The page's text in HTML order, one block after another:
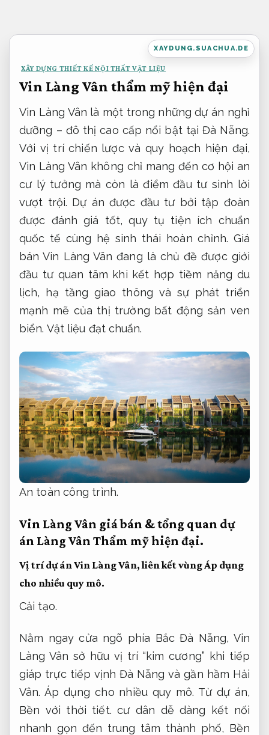
nội
XAYDUNG.SUACHUA.DE
XÂY DỰNG THIẾT KẾ NỘI THẤT VẬT LIỆU
Vin Làng Vân thẩm mỹ hiện đại
Vin Làng Vân là một trong những dự án nghỉ
dưỡng – đô thị cao cấp nổi bật tại Đà Nẵng.
Với vị trí chiến lược và quy hoạch hiện đại,
Vin Làng Vân không chỉ mang đến cơ hội an
cư lý tưởng mà còn là điểm đầu tư sinh lời
vượt trội. Dự án được đầu tư bởi tập đoàn
được đánh giá tốt, quy tụ tiện ích chuẩn
quốc tế cùng hệ sinh thái hoàn chỉnh. Giá
bán Vin Làng Vân đang là chủ đề được giới
đầu tư quan tâm khi kết hợp tiềm năng du
lịch, hạ tầng giao thông và sự phát triển
mạnh mẽ của thị trường bất động sản ven
biển. Vật liệu đạt chuẩn.
An toàn công trình.
Vin Làng Vân giá bán & tổng quan dự
án Làng Vân Thẩm mỹ hiện đại.
Vị trí dự án Vin Làng Vân, liên kết vùng Áp dụng
cho nhiều quy mô.
Cải tạo.
Nằm ngay cửa ngõ phía Bắc Đà Nẵng, Vin
Làng Vân sở hữu vị trí “kim cương” khi tiếp
giáp trực tiếp vịnh Đà Nẵng và gần hầm Hải
Vân.Áp dụng cho nhiều quy mô. Từ dự án,
Bền với thời tiết. cư dân dễ dàng kết nối
nhanh gọn đến trung tâm thành phố, Bền